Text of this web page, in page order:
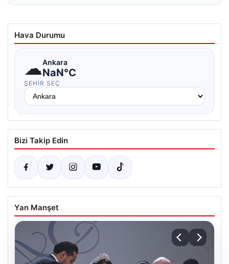
Hava Durumu
☁Ankara
NaN°C
ŞEHIR SEÇ
Bizi Takip Edin
Yan Manşet